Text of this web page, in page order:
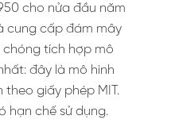
cho nửa đầu năm
cung cấp đám mây
tích hợp mô
đây là mô hình
giấy phép MIT.
hạn chế sử dụng.